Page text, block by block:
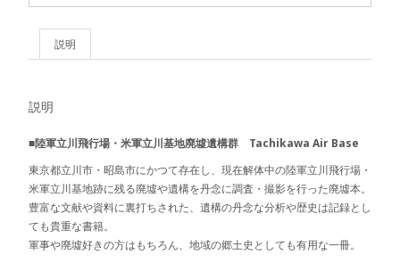
説明
説明
■陸軍立川飛行場・米軍立川基地廃墟遺構群 Tachikawa Air Base
東京都立川市・昭島市にかつて存在し、現在解体中の陸軍立川飛行場・
米軍立川基地跡に残る廃墟や遺構を丹念に調査・撮影を行った廃墟本。
豊富な文献や資料に裏打ちされた、遺構の丹念な分析や歴史は記録とし
ても貴重な書籍。
軍事や廃墟好きの方はもちろん、地域の郷土史としても有用な一冊。